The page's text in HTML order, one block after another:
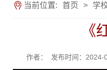
当前位置: 首页 > 学
《
作者： 发布时间：2024-